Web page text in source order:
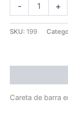
- +
SKU: 199
Careta de barra